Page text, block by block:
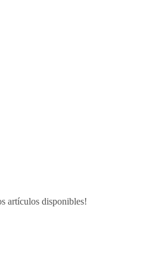
artículos disponibles!